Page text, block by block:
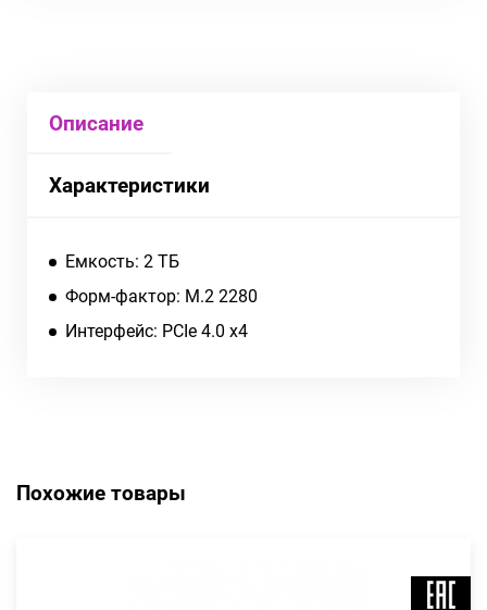
Описание
Характеристики
Емкость: 2 ТБ
Форм-фактор: M.2 2280
Интерфейс: PCIe 4.0 x4
Похожие товары